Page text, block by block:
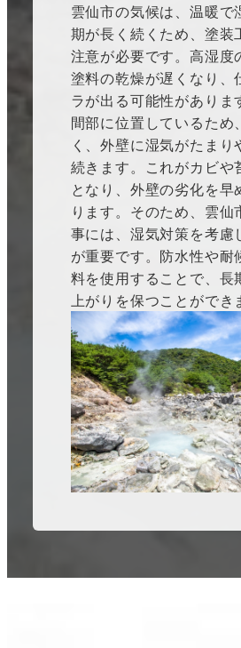
雲仙市の気候は、温暖で
期が長く続くため、塗装
注意が必要です。高湿度
塗料の乾燥が遅くなり、
ラが出る可能性がありま
間部に位置しているため
く、外壁に湿気がたまり
続きます。これがカビや
となり、外壁の劣化を早
ります。そのため、雲仙
事には、湿気対策を考慮
が重要です。防水性や耐
料を使用することで、長
上がりを保つことができ